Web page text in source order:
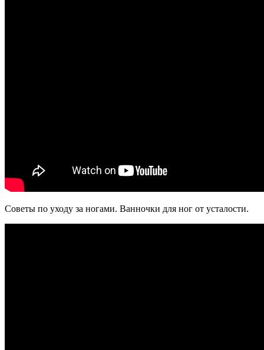
Советы по уходу за ногами. Ванночки для ног от усталости.